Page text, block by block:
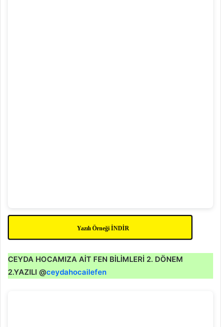
Yazılı Örneği İNDİR
CEYDA HOCAMIZA AİT FEN BİLİMLERİ 2. DÖNEM
2.YAZILI @ceydahocailefen